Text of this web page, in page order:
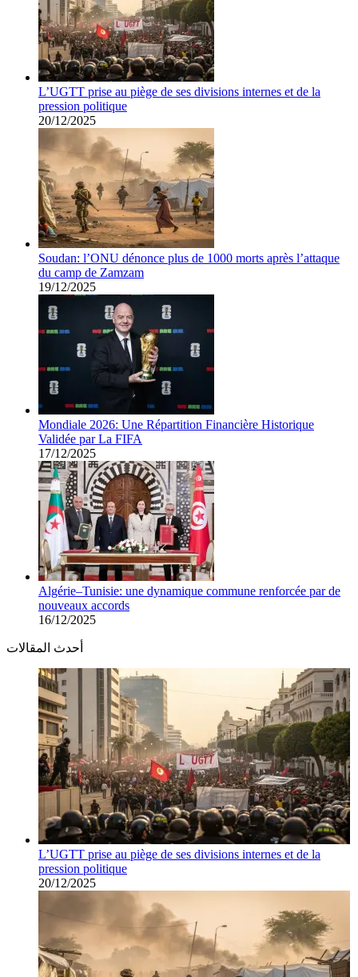
L’UGTT prise au piège de ses divisions internes et de la
pression politique
20/12/2025
Soudan: l’ONU dénonce plus de 1000 morts après l’attaque
du camp de Zamzam
19/12/2025
Mondiale 2026: Une Répartition Financière Historique
Validée par La FIFA
17/12/2025
Algérie–Tunisie: une dynamique commune renforcée par de
nouveaux accords
16/12/2025
أحدث المقالات
L’UGTT prise au piège de ses divisions internes et de la
pression politique
20/12/2025